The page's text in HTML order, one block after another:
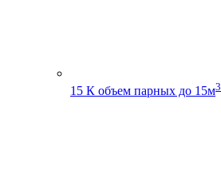
15 К объем парных до 15м3